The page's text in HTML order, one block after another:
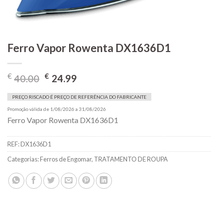
Ferro Vapor Rowenta DX1636D1
€ 40.00 O
original
era:
€40.00.
€ 24.99
atual
é:
€24.99.
PREÇO RISCADO É PREÇO DE REFERÊNCIA DO FABRICANTE
Promoção válida de 1/08/2026 a 31/08/2026
Ferro Vapor Rowenta DX1636D1
REF:DX1636D1
Categorias:Ferros de Engomar, TRATAMENTO DE ROUPA